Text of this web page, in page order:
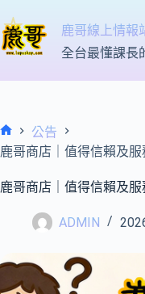
至
主
鹿哥線上情報
全台最懂課長
首
公告
鹿哥商店｜值得信賴及
鹿哥商店｜值得信賴及
ADMIN